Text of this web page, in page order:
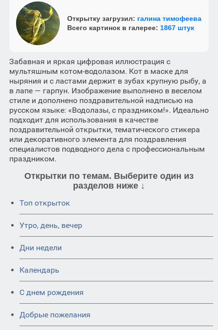
Открытку загрузил: галина тимофеева
Всего картинок в галерее: 1867 штук
Забавная и яркая цифровая иллюстрация с
мультяшным котом-водолазом. Кот в маске для
ныряния и с ластами держит в зубах крупную рыбу, а
в лапе — гарпун. Изображение выполнено в веселом
стиле и дополнено поздравительной надписью на
русском языке: «Водолазы, с праздником!». Идеально
подходит для использования в качестве
поздравительной открытки, тематического стикера
или декоративного элемента для поздравления
специалистов подводного дела с профессиональным
праздником.
Открытки по темам. Выберите один из
разделов ниже ↓
Топ открыток
Утро, день, вечер
Дни недели
Календарь
C днем рождения
Добрые пожелания